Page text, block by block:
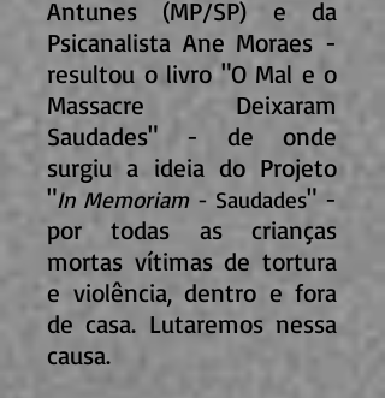
Antunes (MP/SP) e da
Psicanalista Ane Moraes -
resultou o livro "O Mal e o
Massacre Deixaram
Saudades" - de onde
surgiu a ideia do Projeto
"In Memoriam- Saudades" -
por todas as crianças
mortas vítimas de tortura
e violência, dentro e fora
de casa. Lutaremos nessa
causa.